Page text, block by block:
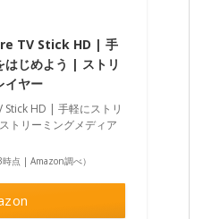
TV Stick HD | 手
はじめよう | ストリ
イヤー
Stick HD | 手軽にストリ
トリーミングメディア
点 | Amazon調べ）